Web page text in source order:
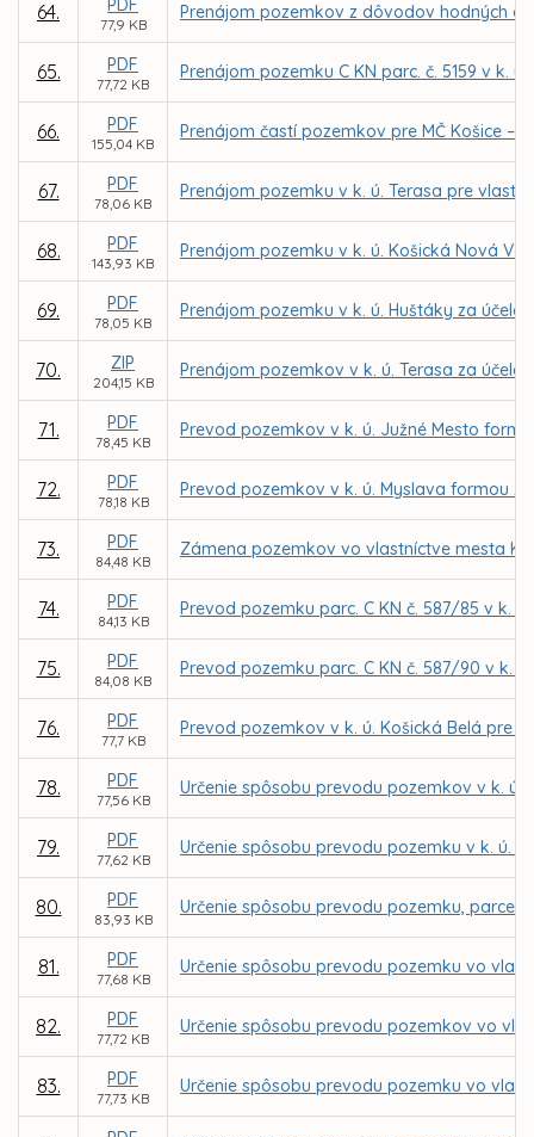
64. PDF
77,9 KB
Prenájom pozemkov z dôvodov hodných
65. PDF
77,72 KB
Prenájom pozemku C KN parc. č. 5159 v k.
66. PDF
155,04 KB
Prenájom častí pozemkov pre MČ Košice –
67. PDF
78,06 KB
Prenájom pozemku v k. ú. Terasa pre
68. PDF
143,93 KB
Prenájom pozemku v k. ú. Košická Nová
69. PDF
78,05 KB
Prenájom pozemku v k. ú. Huštáky za
70. ZIP
204,15 KB
Prenájom pozemkov v k. ú. Terasa za
71. PDF
78,45 KB
Prevod pozemkov v k. ú. Južné Mesto
72. PDF
78,18 KB
Prevod pozemkov v k. ú. Myslava formou
73. PDF
84,48 KB
Zámena pozemkov vo vlastníctve mesta
74. PDF
84,13 KB
Prevod pozemku parc. C KN č. 587/85 v k.
75. PDF
84,08 KB
Prevod pozemku parc. C KN č. 587/90 v k.
76. PDF
77,7 KB
Prevod pozemkov v k. ú. Košická Belá pre
78. PDF
77,56 KB
Určenie spôsobu prevodu pozemkov v k.
79. PDF
77,62 KB
Určenie spôsobu prevodu pozemku v k. ú.
80. PDF
83,93 KB
Určenie spôsobu prevodu pozemku,
81. PDF
77,68 KB
Určenie spôsobu prevodu pozemku vo
82. PDF
77,72 KB
Určenie spôsobu prevodu pozemkov vo
83. PDF
77,73 KB
Určenie spôsobu prevodu pozemku vo